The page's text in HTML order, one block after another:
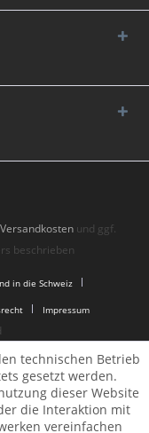
Versandkosten und ggf.
beschrieben
in die Schweiz
Impressum
technischen Betrieb
gesetzt werden.
dieser Website
die Interaktion mit
vereinfachen